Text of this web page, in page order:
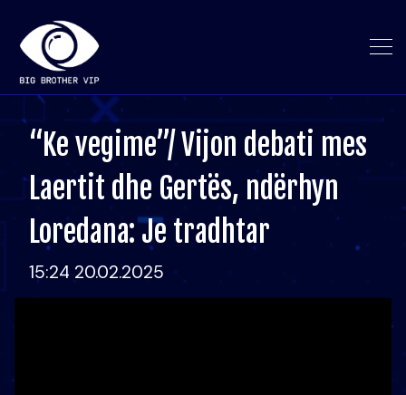
“Ke vegime”/ Vijon debati mes
Laertit dhe Gertës, ndërhyn
Loredana: Je tradhtar
15:24 20.02.2025